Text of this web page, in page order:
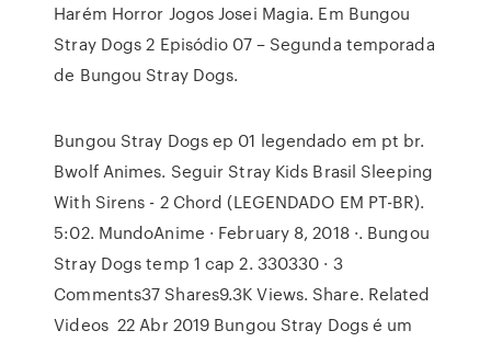
Harém Horror Jogos Josei Magia. Em Bungou
Stray Dogs 2 Episódio 07 – Segunda temporada
de Bungou Stray Dogs.
Bungou Stray Dogs ep 01 legendado em pt br.
Bwolf Animes. Seguir Stray Kids Brasil Sleeping
With Sirens - 2 Chord (LEGENDADO EM PT-BR).
5:02. MundoAnime · February 8, 2018 ·. Bungou
Stray Dogs temp 1 cap 2. 330330 · 3
Comments37 Shares9.3K Views. Share. Related
Videos 22 Abr 2019 Bungou Stray Dogs é um